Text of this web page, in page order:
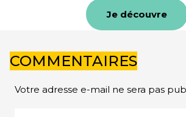
Je découvre
COMMENTAIRES
Votre adresse e-mail ne sera pas